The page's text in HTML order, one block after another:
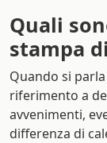
Quali
stampa
Quando si
riferimento a
avvenimenti,
differenza di